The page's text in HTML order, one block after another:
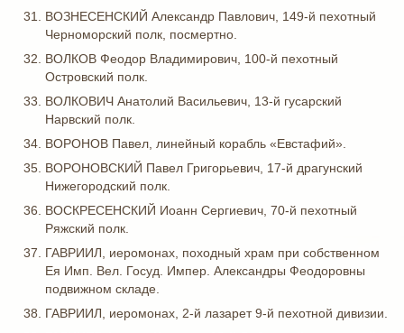
ВОЗНЕСЕНСКИЙ Александр Павлович, 149-й пехотный
Черноморский полк, посмертно.
ВОЛКОВ Феодор Владимирович, 100-й пехотный
Островский полк.
ВОЛКОВИЧ Анатолий Васильевич, 13-й гусарский
Нарвский полк.
ВОРОНОВ Павел, линейный корабль «Евстафий».
ВОРОНОВСКИЙ Павел Григорьевич, 17-й драгунский
Нижегородский полк.
ВОСКРЕСЕНСКИЙ Иоанн Сергиевич, 70-й пехотный
Ряжский полк.
ГАВРИИЛ, иеромонах, походный храм при собственном
Ея Имп. Вел. Госуд. Импер. Александры Феодоровны
подвижном складе.
ГАВРИИЛ, иеромонах, 2-й лазарет 9-й пехотной дивизии.